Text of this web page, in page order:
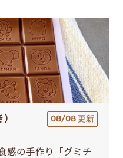
08/08 更新
感の手作り「グミチ